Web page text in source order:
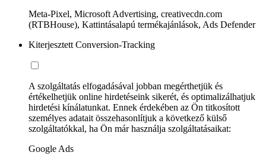
Meta-Pixel, Microsoft Advertising, creativecdn.com
(RTBHouse), Kattintásalapú termékajánlások, Ads Defender
Kiterjesztett Conversion-Tracking
A szolgáltatás elfogadásával jobban megérthetjük és
értékelhetjük online hirdetéseink sikerét, és optimalizálhatjuk
hirdetési kínálatunkat. Ennek érdekében az Ön titkosított
személyes adatait összehasonlítjuk a következő külső
szolgáltatókkal, ha Ön már használja szolgáltatásaikat:
Google Ads